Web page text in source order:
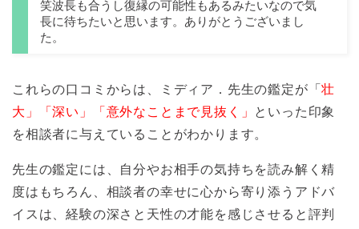
笑波長も合うし復縁の可能性もあるみたいなので気
長に待ちたいと思います。ありがとうございまし
た。
これらの口コミからは、ミディア．先生の鑑定が「壮
大」「深い」「意外なことまで見抜く」 といった印象
を相談者に与えていることがわかります。
先生の鑑定には、自分やお相手の気持ちを読み解く精
度はもちろん、相談者の幸せに心から寄り添うアドバ
イスは、経験の深さと天性の才能を感じさせると評判